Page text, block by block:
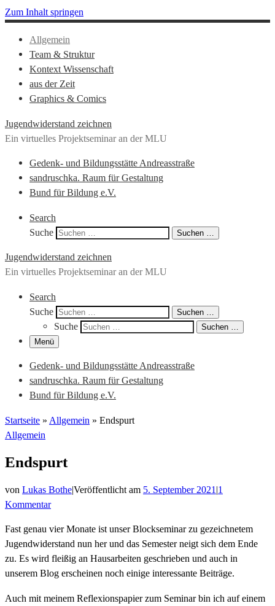
Zum Inhalt springen
Allgemein
Team & Struktur
Kontext Wissenschaft
aus der Zeit
Graphics & Comics
Jugendwiderstand zeichnen
Ein virtuelles Projektseminar an der MLU
Gedenk- und Bildungsstätte Andreasstraße
sandruschka. Raum für Gestaltung
Bund für Bildung e.V.
Search
Suche
Suchen …
Jugendwiderstand zeichnen
Ein virtuelles Projektseminar an der MLU
Search
Suche
Suchen …
Suche
Suchen …
Menü
Gedenk- und Bildungsstätte Andreasstraße
sandruschka. Raum für Gestaltung
Bund für Bildung e.V.
Startseite » Allgemein » Endspurt
Allgemein
Endspurt
von Lukas Bothe|Veröffentlicht am 5. September 2021|1
Kommentar
Fast genau vier Monate ist unser Blockseminar zu gezeichnetem
Jugendwiderstand nun her und das Semester neigt sich dem Ende
zu. Es wird fleißig an Hausarbeiten geschrieben und auch in
unserem Blog erscheinen noch einige interessante Beiträge.
Auch mit meinem Reflexionspapier zum Seminar bin ich auf einem